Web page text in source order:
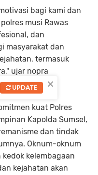
bagi kami dan
musi Rawas
dan
masyarakat dan
termasuk
ujar nopra
kuat Polres
Kapolda Sumsel,
dan tindak
Oknum-oknum
kelembagaan
kejahatan akan
×
UPDATE